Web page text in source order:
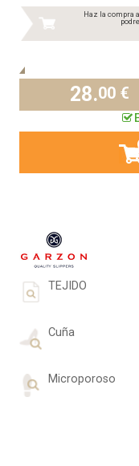
Haz la compra
28.00 €
TEJIDO
Cuña
Microporoso